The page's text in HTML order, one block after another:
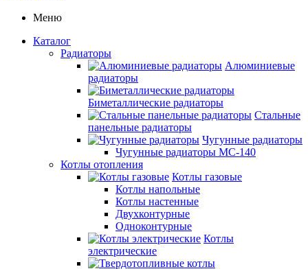
Меню
Каталог
Радиаторы
Алюминиевые
радиаторы
Биметаллические радиаторы
Стальные
панельные радиаторы
Чугунные радиаторы
Чугунные радиаторы МС-140
Котлы отопления
Котлы газовые
Котлы напольные
Котлы настенные
Двухконтурные
Одноконтурные
Котлы
электрические